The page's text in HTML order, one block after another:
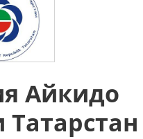
Айкидо
Татарстан